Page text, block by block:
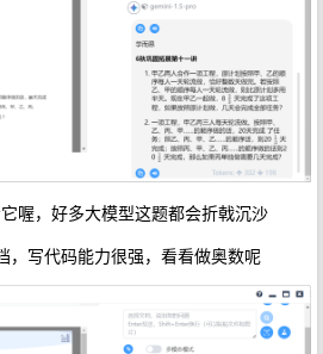
喔，好多大模型这题都会折戟沉沙
，写代码能力很强，看看做奥数呢